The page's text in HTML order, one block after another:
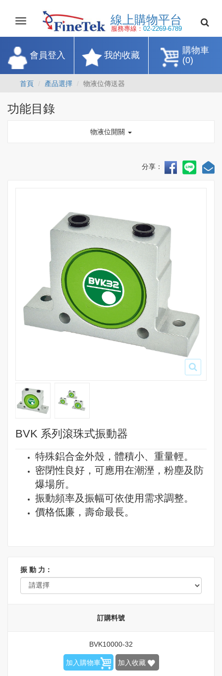
Toggle
navigation
線上購物平
服務專線：02-2269-
購物車
(0)
我的收藏
會員登入
首頁 產品選擇 物液位傳送器
功能目錄
物液位開關
分享：
BVK 系列滾珠式振動器
特殊鋁合金外殼，體積小、重量輕。
密閉性良好，可應用在潮溼，粉塵及防
爆場所。
振動頻率及振幅可依使用需求調整。
價格低廉，壽命最長。
振 動 力：
訂購料號
BVK10000-32
加入購物車 加入收藏